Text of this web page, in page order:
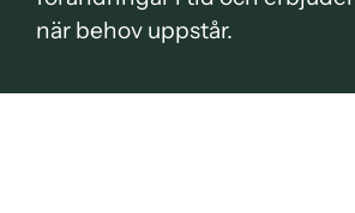
när behov uppstår.